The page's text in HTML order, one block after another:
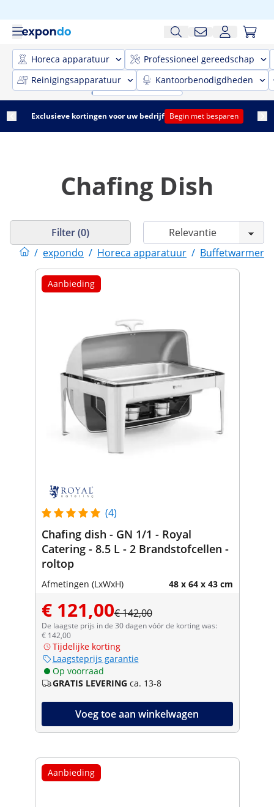
Horeca apparatuur
Professioneel gereedschap
Reinigingsapparatuur
Kantoorbenodigdheden
Exclusieve kortingen voor uw bedrijf Begin met besparen
Chafing Dish
/ expondo / Horeca apparatuur / Buffetwarmers
Filter (0)
Aanbieding
(4)
Chafing dish - GN 1/1 - Royal
Catering - 8.5 L - 2 Brandstofcellen -
roltop
Afmetingen (LxWxH) 48 x 64 x 43 cm
€ 121,00€ 142,00
De laagste prijs in de 30 dagen vóór de korting was:
€ 142,00
Tijdelijke korting
Laagsteprijs garantie
Op voorraad
GRATIS LEVERING ca. 13-8
Voeg toe aan winkelwagen
Aanbieding